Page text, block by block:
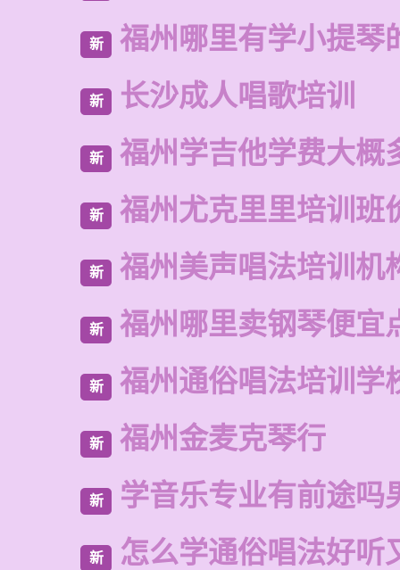
新 福州哪里有学小提琴
新 长沙成人唱歌培训
新 福州学吉他学费大概
新 福州尤克里里培训班
新 福州美声唱法培训机
新 福州哪里卖钢琴便宜
新 福州通俗唱法培训学
新 福州金麦克琴行
新 学音乐专业有前途吗
新 怎么学通俗唱法好听